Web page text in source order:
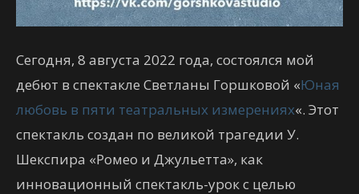
Сегодня, 8 августа 2022 года, состоялся мой
дебют в спектакле Светланы Горшковой «Юная
любовь в пяти театральных измерениях«. Этот
спектакль создан по великой трагедии У.
Шекспира «Ромео и Джульетта», как
инновационный спектакль-урок с целью